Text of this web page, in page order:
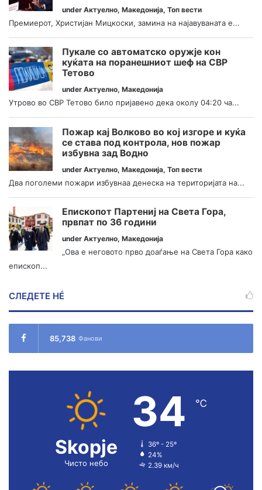
under Актуелно, Македонија, Топ вести
Премиерот, Христијан Мицкоски, замина на најавуваната е...
Пукале со автоматско оружје кон
куќата на поранешниот шеф на СВР
Тетово
under Актуелно, Македонија
Утрово во СВР Тетово било пријавено дека околу 04:20 ча...
Пожар кај Волково во кој изгоре и куќа
се става под контрола, нов пожар
избувна зад Водно
under Актуелно, Македонија, Топ вести
Два поголеми пожари избувнаа денеска на територијата на...
Епископот Партениј на Света Гора,
првпат по 36 години
under Актуелно, Македонија
„Ова е неговото прво доаѓање на Света Гора како
епископ...
СЛЕДЕТЕ НÉ
85,738 Фанови
Skopje
Чисто небо
34 ℃
36º - 25º
24%
2.39 км/ч